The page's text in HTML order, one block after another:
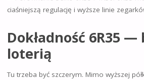
Dokładność 6R35 —
loterią
Tu trzeba być szczerym. Mimo wyższej